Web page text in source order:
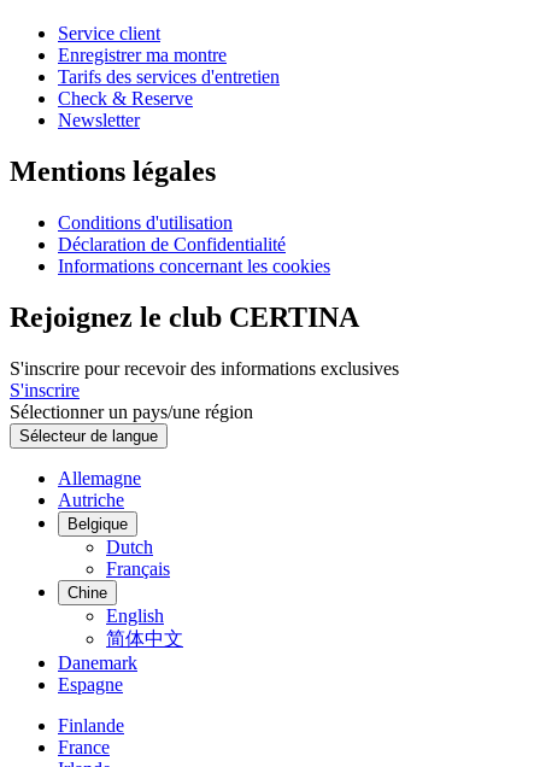
Service client
Enregistrer ma montre
Tarifs des services d'entretien
Check & Reserve
Newsletter
Mentions légales
Conditions d'utilisation
Déclaration de Confidentialité
Informations concernant les cookies
Rejoignez le club CERTINA
S'inscrire pour recevoir des informations exclusives
S'inscrire
Sélectionner un pays/une région
Sélecteur de langue
Allemagne
Autriche
Belgique
Dutch
Français
Chine
English
简体中文
Danemark
Espagne
Finlande
France